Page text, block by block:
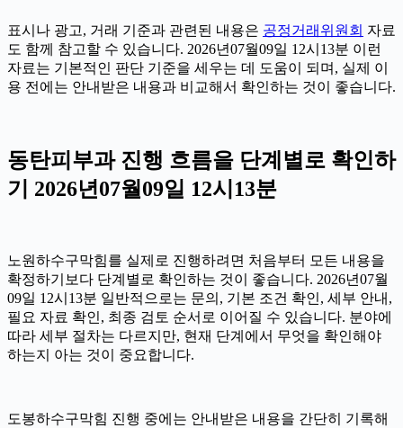
표시나 광고, 거래 기준과 관련된 내용은 공정거래위원회 자료
도 함께 참고할 수 있습니다. 2026년07월09일 12시13분 이런
자료는 기본적인 판단 기준을 세우는 데 도움이 되며, 실제 이
용 전에는 안내받은 내용과 비교해서 확인하는 것이 좋습니다.
동탄피부과 진행 흐름을 단계별로 확인하
기 2026년07월09일 12시13분
노원하수구막힘를 실제로 진행하려면 처음부터 모든 내용을
확정하기보다 단계별로 확인하는 것이 좋습니다. 2026년07월
09일 12시13분 일반적으로는 문의, 기본 조건 확인, 세부 안내,
필요 자료 확인, 최종 검토 순서로 이어질 수 있습니다. 분야에
따라 세부 절차는 다르지만, 현재 단계에서 무엇을 확인해야
하는지 아는 것이 중요합니다.
도봉하수구막힘 진행 중에는 안내받은 내용을 간단히 기록해